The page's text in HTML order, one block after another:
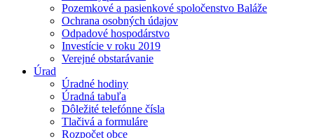
Pozemkové a pasienkové spoločenstvo Baláže
Ochrana osobných údajov
Odpadové hospodárstvo
Investície v roku 2019
Verejné obstarávanie
Úrad
Úradné hodiny
Úradná tabuľa
Dôležité telefónne čísla
Tlačivá a formuláre
Rozpočet obce